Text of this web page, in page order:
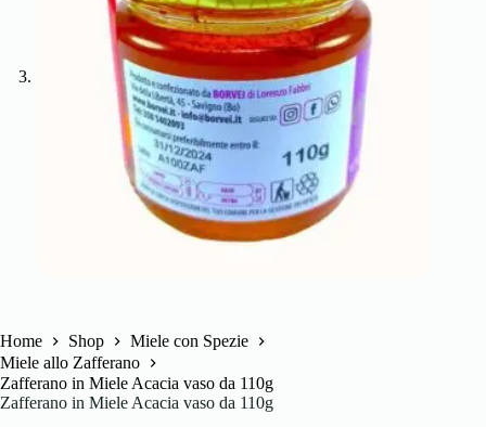
Home Shop
Miele con Spezie
Miele allo Zafferano
Zafferano in Miele Acacia vaso da 110g
Zafferano in Miele Acacia vaso da 110g